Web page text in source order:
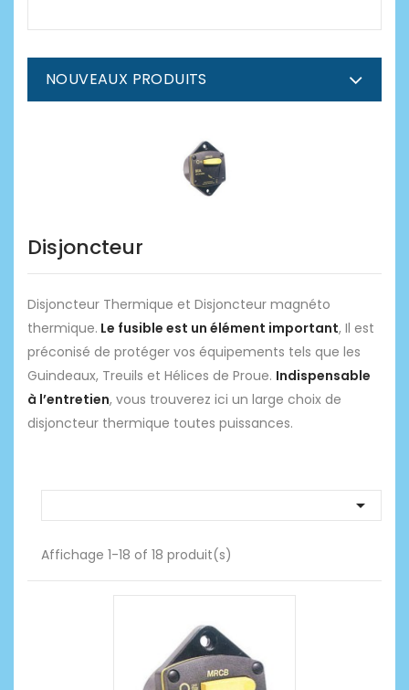
NOUVEAUX PRODUITS
Disjoncteur
Disjoncteur Thermique et Disjoncteur magnéto
thermique. Le fusible est un élément important, Il est
préconisé de protéger vos équipements tels que les
Guindeaux, Treuils et Hélices de Proue. Indispensable
à l’entretien, vous trouverez ici un large choix de
disjoncteur thermique toutes puissances.

Affichage 1-18 of 18 produit(s)